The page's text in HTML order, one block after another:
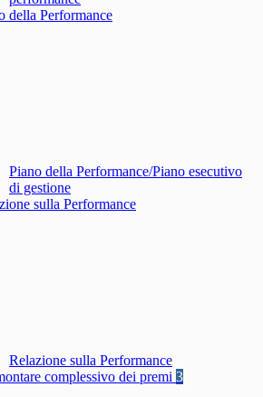
della Performance
Piano della Performance/Piano esecutivo
di gestione
sulla Performance
Relazione sulla Performance
complessivo dei premi 3